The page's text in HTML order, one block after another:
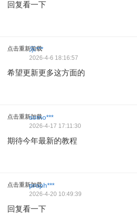
回复看一下
点击重新加载
乐***
2026-4-6 18:16:57
希望更新更多这方面的
点击重新加载somo***
2026-4-17 17:11:30
期待今年最新的教程
点击重新加载proph***
2026-4-20 10:49:39
回复看一下